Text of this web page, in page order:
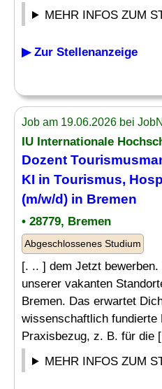
MEHR INFOS ZUM
▶ Zur Stellenanzeige
Job am 19.06.2026 bei
IU Internationale
Dozent
KI in Tourismus,
(m/w/d) in Bremen
• 28779, Bremen
Abgeschlossenes Studium
[. .. ] dem Jetzt
unserer vakanten
Bremen. Das erwartet
wissenschaftlich fundierte
Praxisbezug, z. B. für die
MEHR INFOS ZUM